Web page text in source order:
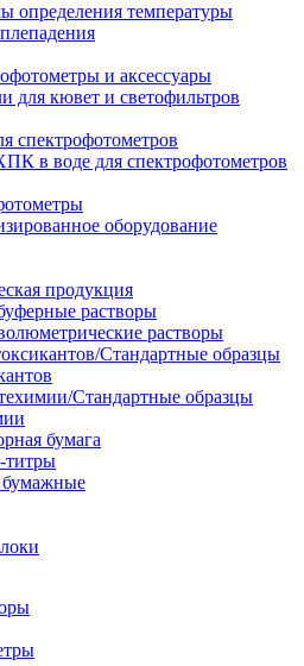
определения температуры
и аксессуары
для кювет и светофильтров
спектрофотометров
в воде для спектрофотометров
оборудование
продукция
растворы
растворы
Стандартные образцы
Стандартные образцы
бумага
титры